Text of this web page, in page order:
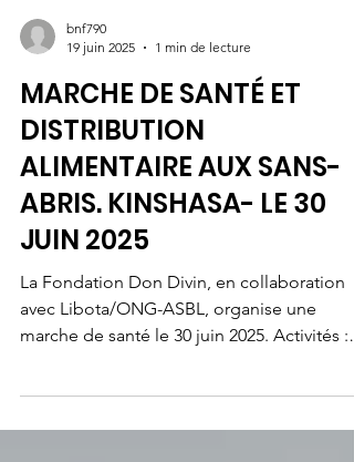
bnf790
19 juin 2025
1 min de lecture
MARCHE DE SANTÉ ET
DISTRIBUTION
ALIMENTAIRE AUX SANS-
ABRIS. KINSHASA- LE 30
JUIN 2025
La Fondation Don Divin, en collaboration